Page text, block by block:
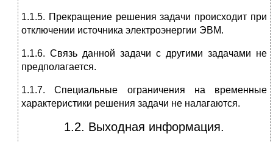
1.1.5. Прекращение решения задачи происходит при
отключении источника электроэнергии ЭВМ.
1.1.6. Связь данной задачи с другими задачами не
предполагается.
1.1.7. Специальные ограничения на временные
характеристики решения задачи не налагаются.
1.2. Выходная информация.